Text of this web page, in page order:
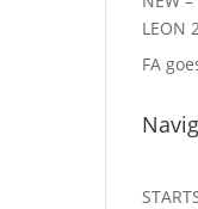
LEON
FA